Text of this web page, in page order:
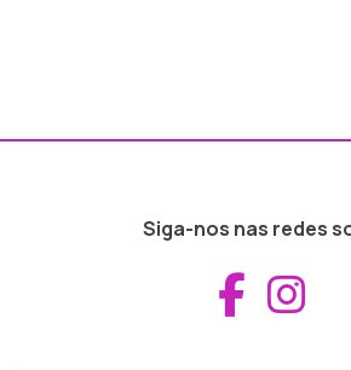
Siga-nos nas redes